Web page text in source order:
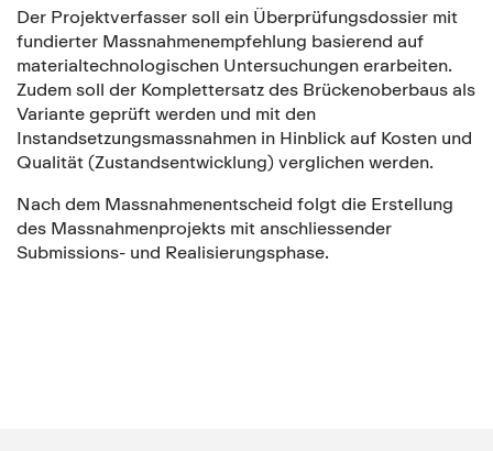
Der Projektverfasser soll ein Überprüfungsdossier mit
fundierter Massnahmenempfehlung basierend auf
materialtechnologischen Untersuchungen erarbeiten.
Zudem soll der Komplettersatz des Brückenoberbaus als
Variante geprüft werden und mit den
Instandsetzungsmassnahmen in Hinblick auf Kosten und
Qualität (Zustandsentwicklung) verglichen werden.
Nach dem Massnahmenentscheid folgt die Erstellung
des Massnahmenprojekts mit anschliessender
Submissions- und Realisierungsphase.